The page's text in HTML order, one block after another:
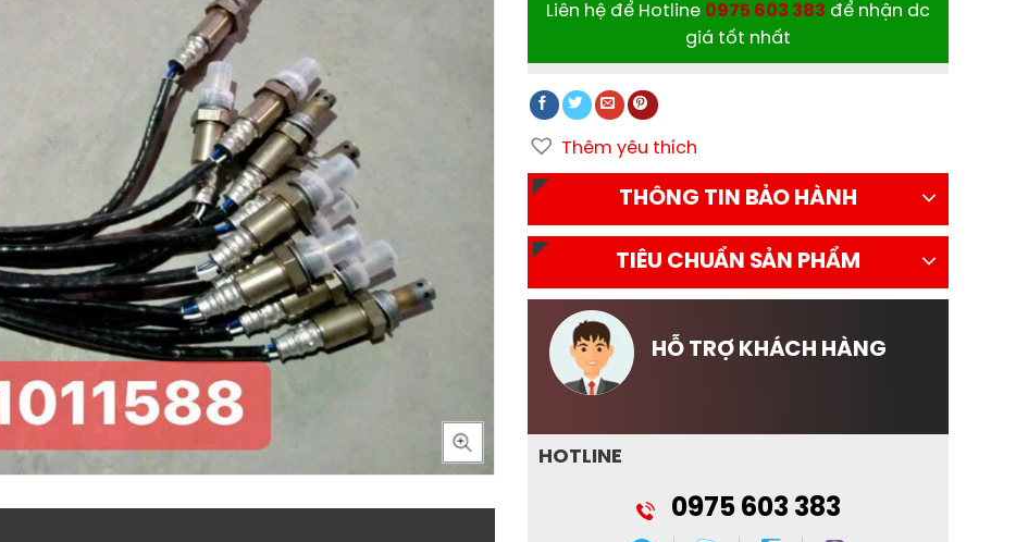
Liên hệ để Hotline 0975 603 383 để nhận dc
giá tốt nhất
Thêm yêu thích
THÔNG TIN BẢO HÀNH
TIÊU CHUẨN SẢN PHẨM
HỖ TRỢ KHÁCH HÀNG
HOTLINE
0975 603 383